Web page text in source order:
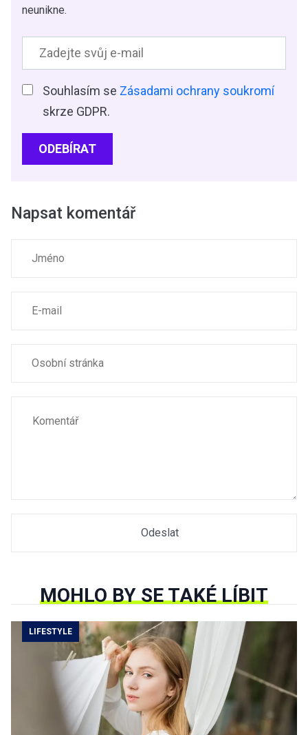
neunikne.
Souhlasím se Zásadami ochrany soukromí
skrze GDPR.
ODEBÍRAT
Napsat komentář
MOHLO BY SE TAKÉ LÍBIT
LIFESTYLE